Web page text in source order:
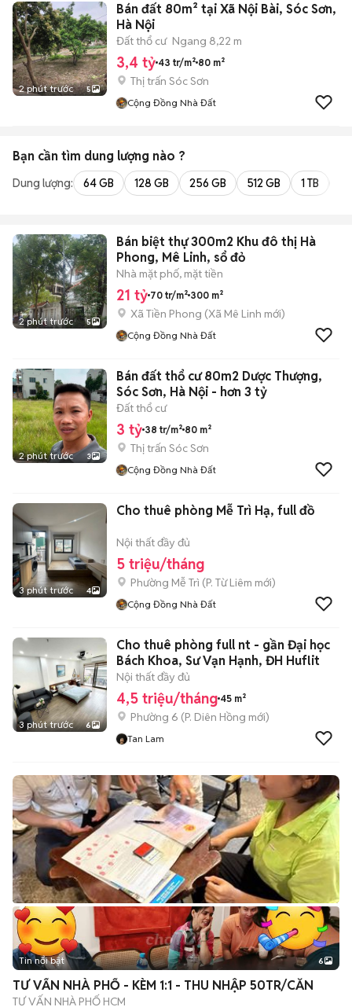
2 phút trước 5
Bán đất 80m² tại Xã Nội Bài, Sóc Sơn,
Hà Nội
Đất thổ cư Ngang 8,22 m
3,4 tỷ 43 tr/m² 80 m²
Thị trấn Sóc Sơn
Cộng Đồng Nhà Đất
Bạn cần tìm dung lượng nào ?
Dung lượng: 64 GB 128 GB 256 GB 512 GB 1 TB
2 phút trước 5
Bán biệt thự 300m2 Khu đô thị Hà
Phong, Mê Linh, sổ đỏ
Nhà mặt phố, mặt tiền
21 tỷ 70 tr/m² 300 m²
Xã Tiền Phong (Xã Mê Linh mới)
Cộng Đồng Nhà Đất
2 phút trước 3
Bán đất thổ cư 80m2 Dược Thượng,
Sóc Sơn, Hà Nội - hơn 3 tỷ
Đất thổ cư
3 tỷ 38 tr/m² 80 m²
Thị trấn Sóc Sơn
Cộng Đồng Nhà Đất
3 phút trước 4
Cho thuê phòng Mễ Trì Hạ, full đồ
Nội thất đầy đủ
5 triệu/tháng
Phường Mễ Trì (P. Từ Liêm mới)
Cộng Đồng Nhà Đất
3 phút trước 6
Cho thuê phòng full nt - gần Đại học
Bách Khoa, Sư Vạn Hạnh, ĐH Huflit
Nội thất đầy đủ
4,5 triệu/tháng 45 m²
Phường 6 (P. Diên Hồng mới)
Tan Lam
+2
Tin nổi bật 6
TƯ VẤN NHÀ PHỐ - KÈM 1:1 - THU NHẬP 50TR/CĂN
TƯ VẤN NHÀ PHỐ HCM